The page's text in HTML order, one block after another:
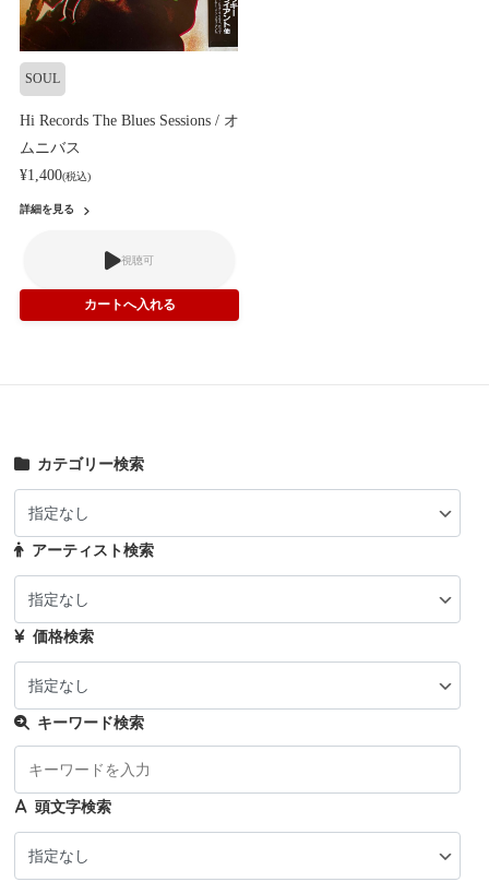
SOUL
Hi Records The Blues Sessions / オ
ムニバス
¥1,400(税込)
詳細を見る
視聴可
カテゴリー検索
アーティスト検索
価格検索
キーワード検索
頭文字検索